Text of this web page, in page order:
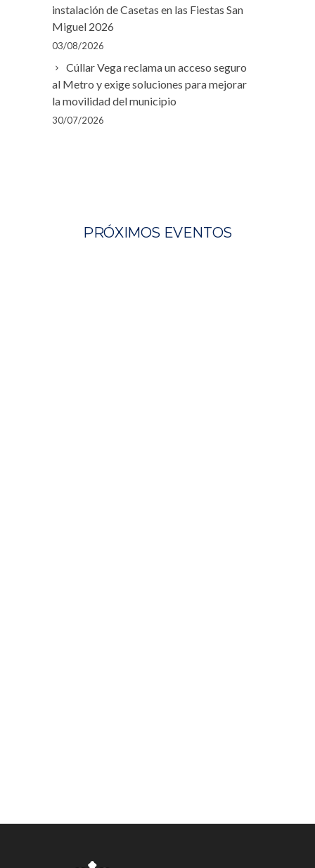
instalación de Casetas en las Fiestas San
Miguel 2026
03/08/2026
Cúllar Vega reclama un acceso seguro
al Metro y exige soluciones para mejorar
la movilidad del municipio
30/07/2026
PRÓXIMOS EVENTOS